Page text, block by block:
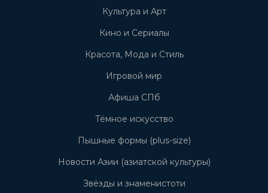
Культура и Арт
Кино и Сериалы
Красота, Мода и Стиль
Игровой мир
Афиша СПб
Тёмное искусство
Пышные формы (plus-size)
Новости Азии (азиатской культуры)
Звёзды и знаменистоти